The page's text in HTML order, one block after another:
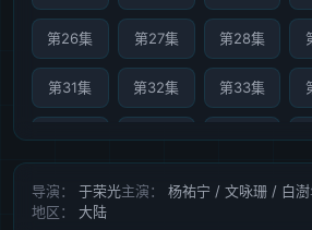
第26集 第27集 第28集
第31集 第32集 第33集
第41集 第42集 第43集
导演： 于荣光主演： 杨祐宁 / 文咏珊 / 白澍
地区：
大陆